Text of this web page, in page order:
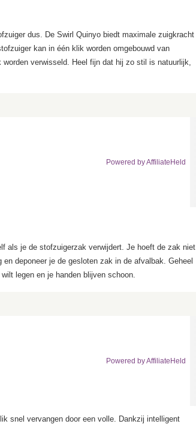
dus. De Swirl Quinyo biedt maximale zuigkracht
kan in één klik worden omgebouwd van
verwisseld. Heel fijn dat hij zo stil is natuurlijk,
Powered by AffiliateHeld
als je de stofzuigerzak verwijdert. Je hoeft de zak niet
deponeer je de gesloten zak in de afvalbak. Geheel
legen en je handen blijven schoon.
Powered by AffiliateHeld
snel vervangen door een volle. Dankzij intelligent